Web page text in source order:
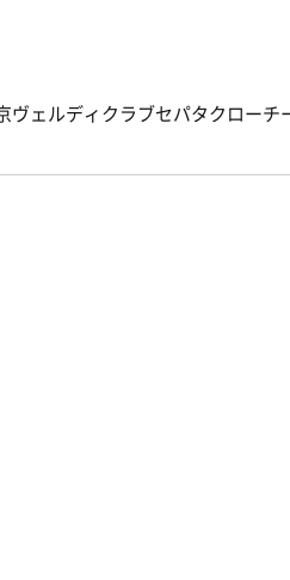
ェルディクラブセパタクローチ